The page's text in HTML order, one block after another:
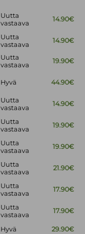
Uutta
vastaava
14.90€
Uutta
vastaava
14.90€
Uutta
vastaava
19.90€
Hyvä 44.90€
Uutta
vastaava
14.90€
Uutta
vastaava
19.90€
Uutta
vastaava
19.90€
Uutta
vastaava
21.90€
Uutta
vastaava
17.90€
Uutta
vastaava
17.90€
Hyvä
29.90€